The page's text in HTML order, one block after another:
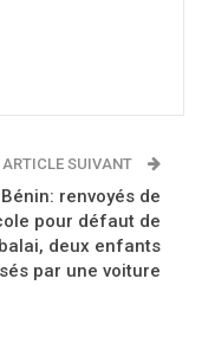
ARTICLE SUIVANT
Bénin: renvoyés de
pour défaut de
balai, deux enfants
par une voiture